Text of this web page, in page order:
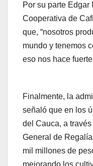
Por su parte Edgar
Cooperativa de
que, “nosotros
mundo y tenemos
eso nos hace
Finalmente, la
señaló que en los
del Cauca, a
General de
mil millones de